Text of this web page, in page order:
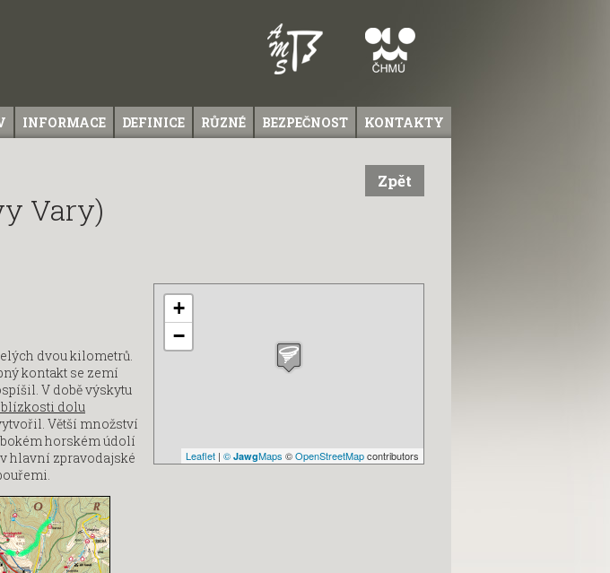
INFORMACE DEFINICE RŮZNÉ BEZPEČNOST KONTAKTY
Vary)
Zpět
+
−
Leaflet | © JawgMaps ©OpenStreetMapcontributors
dvou kilometrů.
kontakt se zemí
V době výskytu
dolu
Větší množství
horském údolí
hlavní zpravodajské